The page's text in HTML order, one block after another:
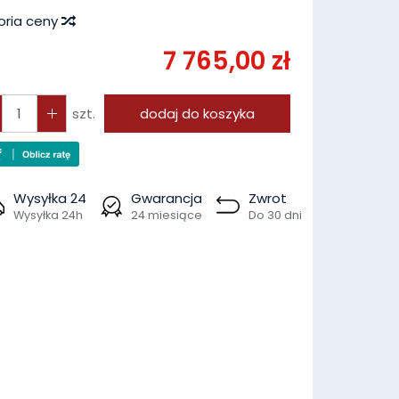
ceny
7 765,00 zł
szt. dodaj do koszyka
Wysyłka 24
Wysyłka 24h
Gwarancja
24 miesiące
Zwrot
Do 30 dni